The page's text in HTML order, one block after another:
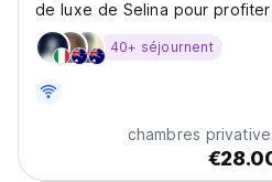
de luxe de Selina pour
quartier branché.
40+ séjournent
chambres